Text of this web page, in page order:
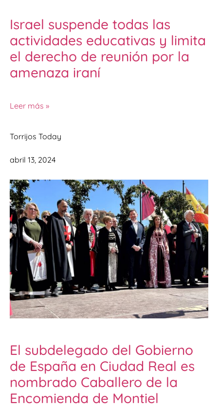
Israel suspende todas las
actividades educativas y limita
el derecho de reunión por la
amenaza iraní
Leer más »
Torrijos Today
abril 13, 2024
El subdelegado del Gobierno
de España en Ciudad Real es
nombrado Caballero de la
Encomienda de Montiel